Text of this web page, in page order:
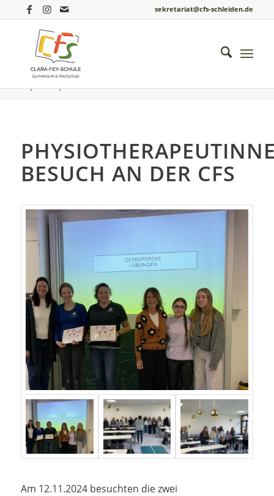
sekretariat@cfs-schleiden.de
Du bist hier: Startseite
Physiotherapeutinnen-Besuch an der CFS
BESUCH AN DER CFS
Am 12.11.2024 besuchten die zwei